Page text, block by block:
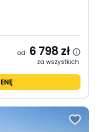
od 6 798 zł
za wszystkich